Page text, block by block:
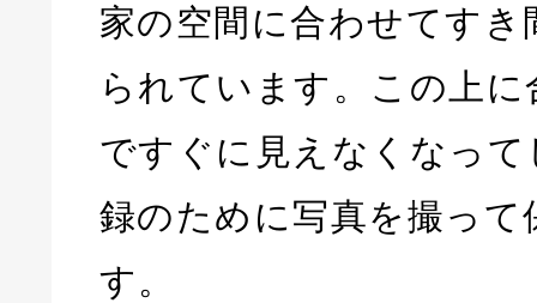
家の空間に合わせてすき
られています。この上
ですぐに見えなくなっ
録のために写真を撮って
す。